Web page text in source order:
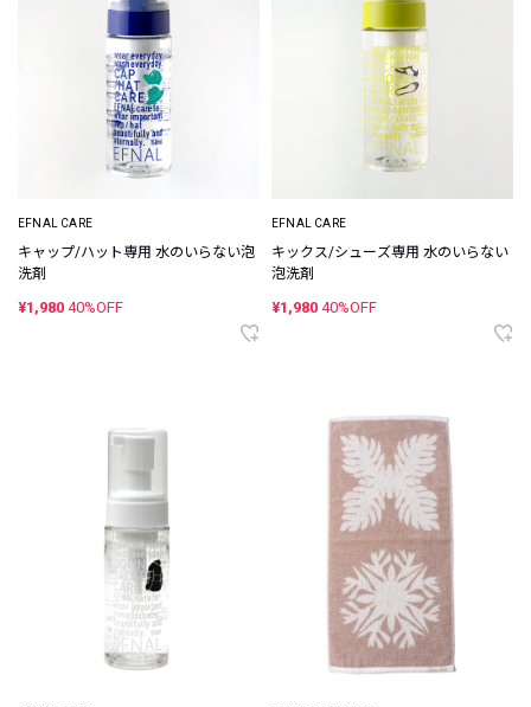
EFNAL CARE
キャップ/ハット専用 水のいらない泡
洗剤
¥1,980 40%OFF
EFNAL CARE
キックス/シューズ専用 水のいらない
泡洗剤
¥1,980 40%OFF